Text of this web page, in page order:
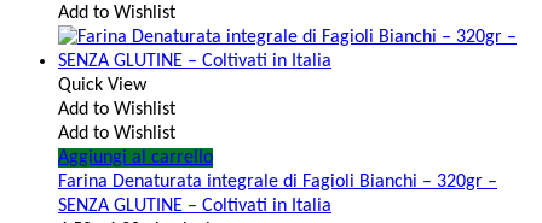
Add to Wishlist
Quick View
Add to Wishlist
Add to Wishlist
Aggiungi al carrello
Farina Denaturata integrale di Fagioli Bianchi – 320gr –
SENZA GLUTINE – Coltivati in Italia